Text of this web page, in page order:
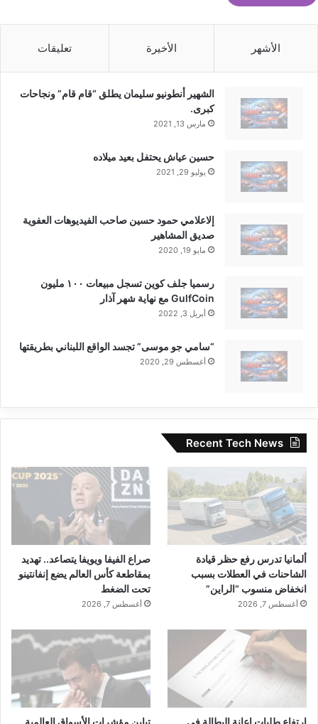
الأشهر الأخيرة تعليقات
الشهير أنطونيو سليمان يطلق “قام قام” ونجاحات
كبرى.
مارس 13, 2021
حسين عياش يحتفل بعيد ميلاده
يوليو 29, 2021
إلاعلامي حمود حسين صاحب الفيديوهات العفوية
صديق المشاهير
مايو 19, 2020
رسميا جلف كوين تسجل مبيعات ١٠٠ مليون
GulfCoin مع نهاية شهر آذار
أبريل 3, 2022
“سامي جو موسى” تجسد الواقع اللبناني بطريقتها
أغسطس 29, 2020
Recent Tech News
ألمانيا تدرس رفع حظر قيادة
الشاحنات في العطلات بسبب
انخفاض منسوب “الراين”
أغسطس 7, 2026
صراع الفيفا ويويفا يتصاعد.. تهديد
بمقاطعة كأس العالم يضع إنفانتينو
تحت الضغط
أغسطس 7, 2026